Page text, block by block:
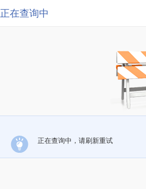
正在查询中
正在查询中，请刷新重试